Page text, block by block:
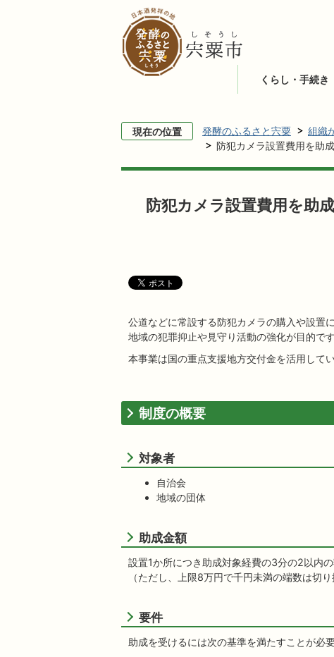
くらし・手続き
現在の位置 発酵のふるさと宍粟 組織
防犯カメラ設置費用を助成
防犯カメラ設置費用を助成
公道などに常設する防犯カメラの購入や設置
地域の犯罪抑止や見守り活動の強化が目的です
本事業は国の重点支援地方交付金を活用してい
制度の概要
対象者
自治会
地域の団体
助成金額
設置1か所につき助成対象経費の3分の2以内
（ただし、上限8万円で千円未満の端数は切り
要件
助成を受けるには次の基準を満たすことが必要